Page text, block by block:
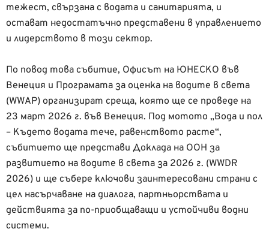
тежест, свързана с водата и санитарията, и
остават недостатъчно представени в управлението
и лидерството в този сектор.
По повод това събитие, Офисът на ЮНЕСКО във
Венеция и Програмата за оценка на водите в света
(WWAP) организират среща, която ще се проведе на
23 март 2026 г. във Венеция. Под мотото „Вода и пол
– Където водата тече, равенството расте“,
събитието ще представи Доклада на ООН за
развитието на водите в света за 2026 г. (WWDR
2026) и ще събере ключови заинтересовани страни с
цел насърчаване на диалога, партньорствата и
действията за по-приобщаващи и устойчиви водни
системи.